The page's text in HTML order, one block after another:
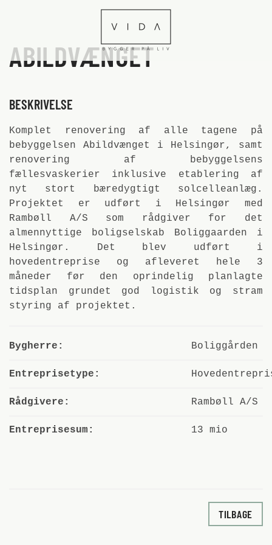
ABILDVÆNGET
BESKRIVELSE
Komplet renovering af alle tagene på
bebyggelsen Abildvænget i Helsingør, samt
renovering af bebyggelsens
fællesvaskerier inklusive etablering af
nyt stort bæredygtigt solcelleanlæg.
Projektet er udført i Helsingør med
Rambøll A/S som rådgiver for det
almennyttige boligselskab Boliggaarden i
Helsingør. Det blev udført i
hovedentreprise og afleveret hele 3
måneder før den oprindelig planlagte
tidsplan grundet god logistik og stram
styring af projektet.
Bygherre: Boliggården
Entreprisetype:
Rådgivere: Rambøll A/S
Entreprisesum: 13 mio
TILBAGE